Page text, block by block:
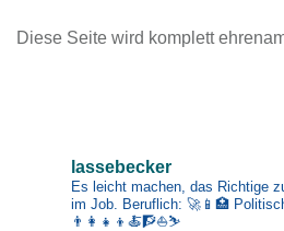
h
Diese Seite wird komplett
lassebecker
Es leicht machen, das Richtige
im Job.
Beruflich: 🚀📱🏥
👨‍👩‍👧‍👦🍝🧗⛵⛷️